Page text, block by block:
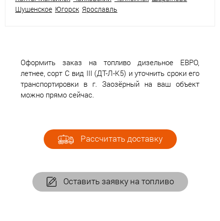
Шушенское Югорск Ярославль
Оформить заказ на топливо дизельное ЕВРО,
летнее, сорт С вид III (ДТ-Л-К5) и уточнить сроки его
транспортировки в г. Заозёрный на ваш объект
можно прямо сейчас.
Рассчитать доставку
Оставить заявку на топливо